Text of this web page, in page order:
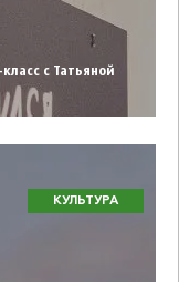
с Татьяной
КУЛЬТУРА